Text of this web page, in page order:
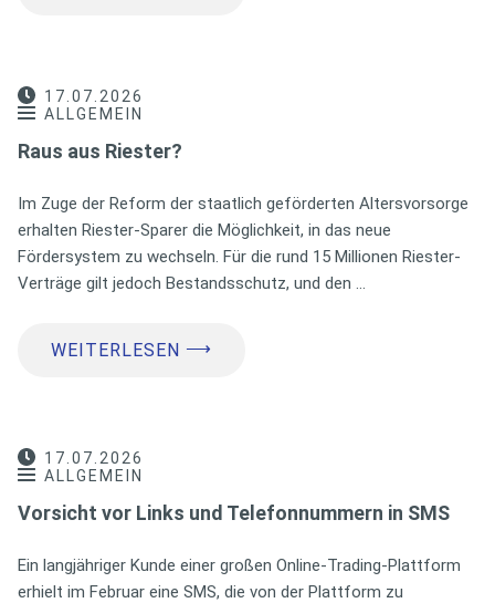
17.07.2026
ALLGEMEIN
Raus aus Riester?
Im Zuge der Reform der staatlich geförderten Altersvorsorge
erhalten Riester-Sparer die Möglichkeit, in das neue
Fördersystem zu wechseln. Für die rund 15 Millionen Riester-
Verträge gilt jedoch Bestandsschutz, und den …
WEITERLESEN ⟶
17.07.2026
ALLGEMEIN
Vorsicht vor Links und Telefonnummern in SMS
Ein langjähriger Kunde einer großen Online-Trading-Plattform
erhielt im Februar eine SMS, die von der Plattform zu